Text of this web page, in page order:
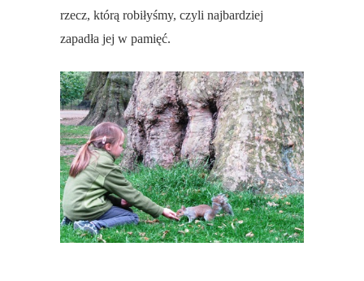
rzecz, którą robiłyśmy, czyli najbardziej
zapadła jej w pamięć.